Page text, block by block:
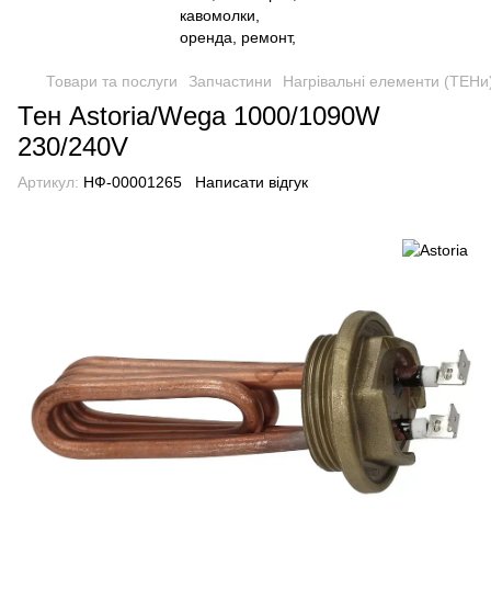
Товари та послуги Запчастини Нагрівальні елементи
Тен Astoria/Wega 1000/1090W
230/240V
Артикул: НФ-00001265 Написати відгук